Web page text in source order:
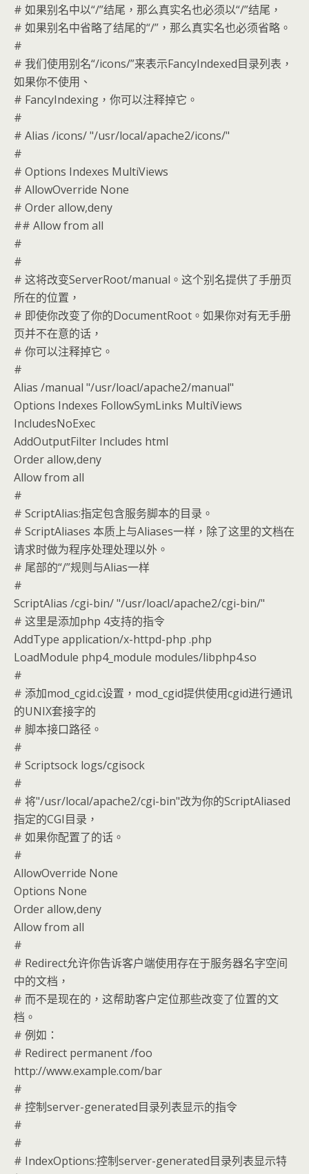
# 如果别名中以“/”结尾，那么真实名也必须以“/”结尾，
# 如果别名中省略了结尾的“/”，那么真实名也必须省略。
#
# 我们使用别名“/icons/”来表示FancyIndexed目录列表，
如果你不使用、
# FancyIndexing，你可以注释掉它。
#
# Alias /icons/ "/usr/local/apache2/icons/"
#
# Options Indexes MultiViews
# AllowOverride None
# Order allow,deny
## Allow from all
#
#
# 这将改变ServerRoot/manual。这个别名提供了手册页
所在的位置，
# 即使你改变了你的DocumentRoot。如果你对有无手册
页并不在意的话，
# 你可以注释掉它。
#
Alias /manual "/usr/loacl/apache2/manual"
Options Indexes FollowSymLinks MultiViews
IncludesNoExec
AddOutputFilter Includes html
Order allow,deny
Allow from all
#
# ScriptAlias:指定包含服务脚本的目录。
# ScriptAliases 本质上与Aliases一样，除了这里的文档在
请求时做为程序处理处理以外。
# 尾部的“/”规则与Alias一样
#
ScriptAlias /cgi-bin/ "/usr/loacl/apache2/cgi-bin/"
# 这里是添加php 4支持的指令
AddType application/x-httpd-php .php
LoadModule php4_module modules/libphp4.so
#
# 添加mod_cgid.c设置，mod_cgid提供使用cgid进行通讯
的UNIX套接字的
# 脚本接口路径。
#
# Scriptsock logs/cgisock
#
# 将"/usr/local/apache2/cgi-bin"改为你的ScriptAliased
指定的CGI目录，
# 如果你配置了的话。
#
AllowOverride None
Options None
Order allow,deny
Allow from all
#
# Redirect允许你告诉客户端使用存在于服务器名字空间
中的文档，
# 而不是现在的，这帮助客户定位那些改变了位置的文
档。
# 例如：
# Redirect permanent /foo
http://www.example.com/bar
#
# 控制server-generated目录列表显示的指令
#
#
# IndexOptions:控制server-generated目录列表显示特